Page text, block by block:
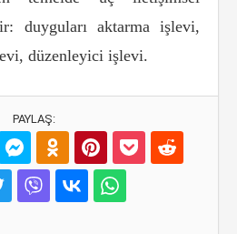
duyguları aktarma işlevi,
düzenleyici işlevi.
PAYLAŞ: